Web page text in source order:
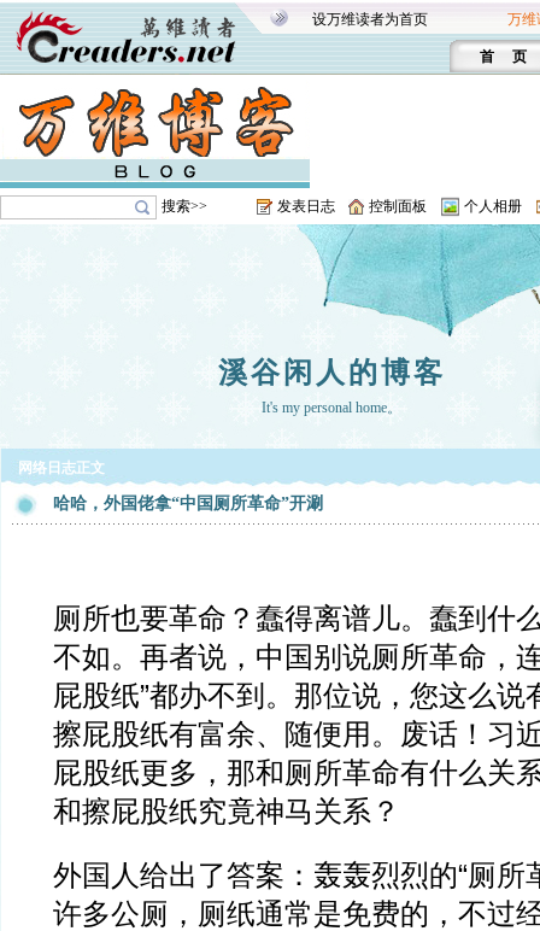
设万维读者为首页 万维
首 页
搜索>> 发表日志 控制面板 个人相册
溪谷闲人的博客
It's my personal home。
网络日志正文
哈哈，外国佬拿“中国厕所革命”开涮
厕所也要革命？蠢得离谱儿。蠢到什
不如。再者说，中国别说厕所革命，
屁股纸”都办不到。那位说，您这么说
擦屁股纸有富余、随便用。废话！习
屁股纸更多，那和厕所革命有什么关
和擦屁股纸究竟神马关系？
外国人给出了答案：轰轰烈烈的“厕所
许多公厕，厕纸通常是免费的，不过